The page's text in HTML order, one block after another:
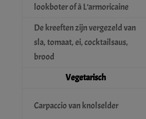
lookboter of à L’armoricaine
De kreeften zijn vergezeld van
sla, tomaat, ei, cocktailsaus,
brood
Vegetarisch
Carpaccio van knolselder